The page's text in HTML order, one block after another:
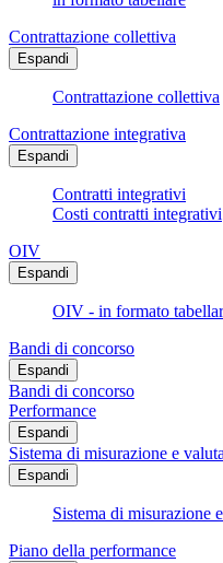
Contrattazione collettiva
Espandi
Contrattazione collettiva
Contrattazione integrativa
Espandi
Contratti integrativi
Costi contratti integrativi
OIV
Espandi
OIV - in formato
Bandi di concorso
Espandi
Bandi di concorso
Performance
Espandi
Sistema di misurazione e
Espandi
Sistema di misurazione
Piano della performance